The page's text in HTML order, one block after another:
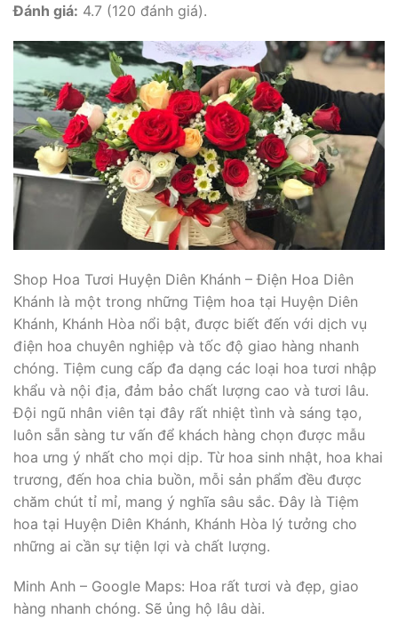
Đánh giá: 4.7 (120 đánh giá).
Shop Hoa Tươi Huyện Diên Khánh – Điện Hoa Diên
Khánh là một trong những Tiệm hoa tại Huyện Diên
Khánh, Khánh Hòa nổi bật, được biết đến với dịch vụ
điện hoa chuyên nghiệp và tốc độ giao hàng nhanh
chóng. Tiệm cung cấp đa dạng các loại hoa tươi nhập
khẩu và nội địa, đảm bảo chất lượng cao và tươi lâu.
Đội ngũ nhân viên tại đây rất nhiệt tình và sáng tạo,
luôn sẵn sàng tư vấn để khách hàng chọn được mẫu
hoa ưng ý nhất cho mọi dịp. Từ hoa sinh nhật, hoa khai
trương, đến hoa chia buồn, mỗi sản phẩm đều được
chăm chút tỉ mỉ, mang ý nghĩa sâu sắc. Đây là Tiệm
hoa tại Huyện Diên Khánh, Khánh Hòa lý tưởng cho
những ai cần sự tiện lợi và chất lượng.
Minh Anh – Google Maps: Hoa rất tươi và đẹp, giao
hàng nhanh chóng. Sẽ ủng hộ lâu dài.